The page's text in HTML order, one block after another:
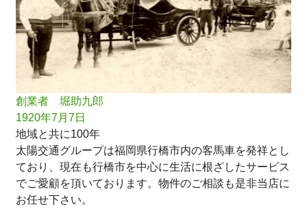
創業者 堀助九郎
1920年7月7日
地域と共に100年
太陽交通グループは福岡県行橋市内の客馬車を発祥とし
ており、現在も行橋市を中心に生活に根ざしたサービス
でご愛顧を頂いております。物件のご相談も是非当店に
お任せ下さい。